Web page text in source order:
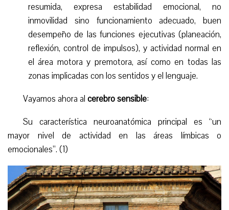
resumida, expresa estabilidad emocional, no
inmovilidad sino funcionamiento adecuado, buen
desempeño de las funciones ejecutivas (planeación,
reflexión, control de impulsos), y actividad normal en
el área motora y premotora, así como en todas las
zonas implicadas con los sentidos y el lenguaje.
Vayamos ahora al cerebro sensible:
Su característica neuroanatómica principal es “un
mayor nivel de actividad en las áreas límbicas o
emocionales”. (1)